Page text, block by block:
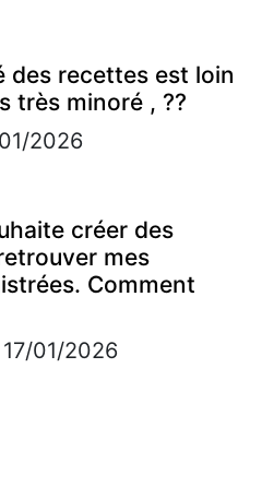
des recettes est loin
très minoré , ??
2026
créer des
mes
Comment
01/2026